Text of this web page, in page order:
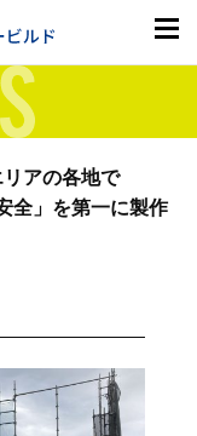
アの各地で
全」を第一に製作